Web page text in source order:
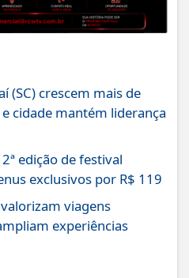
crescem mais de
cidade mantém liderança
edição de festival
exclusivos por R$ 119
viagens
experiências